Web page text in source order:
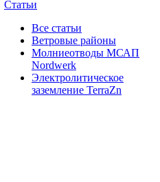
Статьи
Все статьи
Ветровые районы
Молниеотводы МСАП
Nordwerk
Электролитическое
заземление TerraZn